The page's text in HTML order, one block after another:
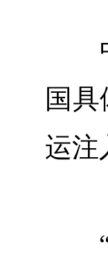
中
国
运注
“